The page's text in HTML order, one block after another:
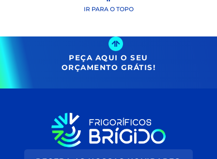
IR PARA O TOPO
PEÇA AQUI O SEU
ORÇAMENTO GRÁTIS!